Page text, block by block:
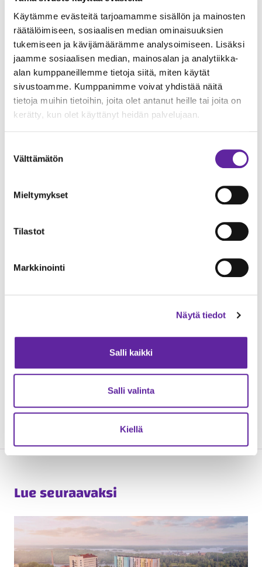
Käytämme evästeitä tarjoamamme sisällön ja mainosten
räätälöimiseen, sosiaalisen median ominaisuuksien
tukemiseen ja kävijämäärämme analysoimiseen. Lisäksi
jaamme sosiaalisen median, mainosalan ja analytiikka-
alan kumppaneillemme tietoja siitä, miten käytät
sivustoamme. Kumppanimme voivat yhdistää näitä
tietoja muihin tietoihin, joita olet antanut heille tai joita on
kerätty, kun olet käyttänyt heidän palvelujaan.
valinta
Välttämätön
Mieltymykset
Tilastot
Markkinointi
Näytä tiedot
Salli kaikki
Salli valinta
Kiellä
Jatke Toimitilat Oy
yksikönjohtaja Esa Rautanen, p. 040 848 1908,
esa.rautanen@jatke.fi
Pirkkolan liikuntahalli Oy
Kirsi Eräkangas, p. 040 687 2888,
pirkkolahalli@gmail.com
Lue seuraavaksi